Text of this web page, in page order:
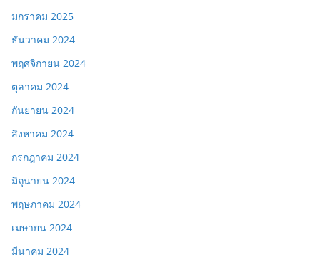
มกราคม 2025
ธันวาคม 2024
พฤศจิกายน 2024
ตุลาคม 2024
กันยายน 2024
สิงหาคม 2024
กรกฎาคม 2024
มิถุนายน 2024
พฤษภาคม 2024
เมษายน 2024
มีนาคม 2024